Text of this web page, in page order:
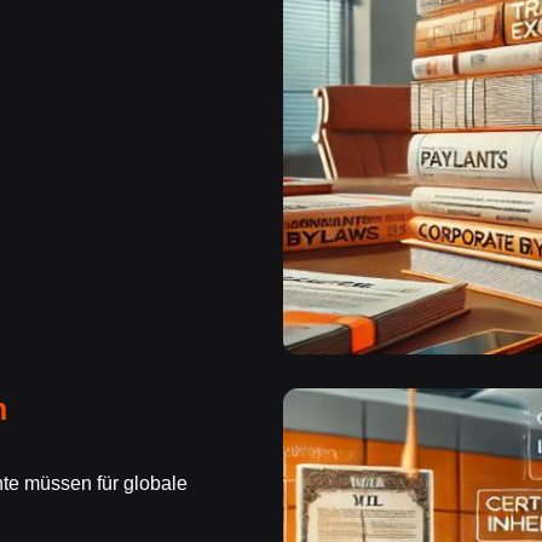
müssen für globale